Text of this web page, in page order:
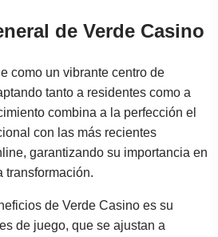
de Verde Casino
como un vibrante centro de
tanto a residentes como a
combina a la perfección el
con las más recientes
garantizando su importancia en
transformación.
de Verde Casino es su
de juego, que se ajustan a